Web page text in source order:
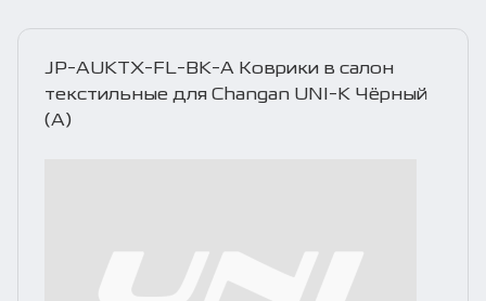
JP-AUKTX-FL-BK-A Коврики в салон
текстильные для Changan UNI-K Чёрный
(A)